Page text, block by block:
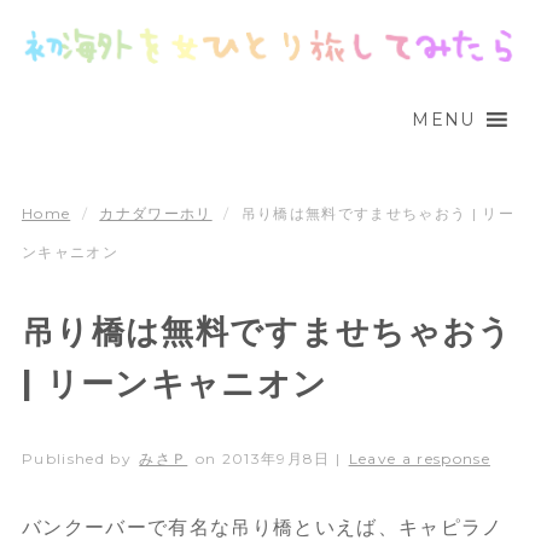
MENU
Home / カナダワーホリ / 吊り橋は無料ですませちゃおう | リー
ンキャニオン
吊り橋は無料ですませちゃおう
| リーンキャニオン
Published by みさＰ on 2013年9月8日 | Leave a response
バンクーバーで有名な吊り橋といえば、キャピラノ